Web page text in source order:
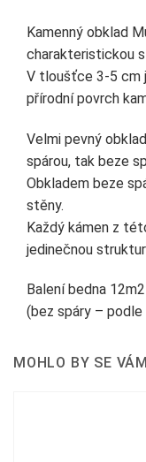
Kamenný obklad
charakteristickou
V tloušťce 3-5 cm
přírodní povrch
Velmi pevný
spárou, tak beze
Obkladem beze
stěny.
Každý kámen z
jedinečnou
Balení bedna
(bez spáry –
MOHLO BY SE